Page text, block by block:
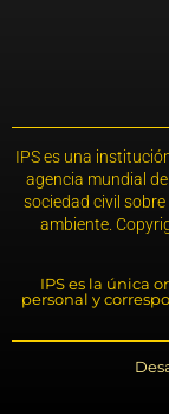
IPS es una
agencia mundial
sociedad civil
ambiente.
IPS es la única
personal y